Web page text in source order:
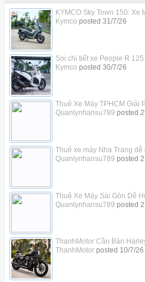
KYMCO Sky Town 150:
Kymco posted 31/7/26
Soi chi tiết xe People R 125
Kymco posted 30/7/26
Thuê Xe Máy TPHCM Giải
Quanlynhansu789 posted
Thuê xe máy Nha Trang
Quanlynhansu789 posted
Thuê Xe Máy Sài Gòn Dễ
Quanlynhansu789 posted
ThanhMotor Cần Bán
ThanhMotorposted 10/7/26